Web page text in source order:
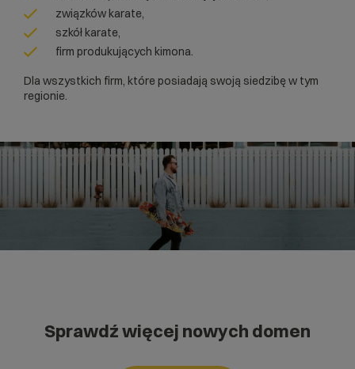
związków karate,
szkół karate,
firm produkujących kimona.
Dla wszystkich firm, które posiadają swoją siedzibę w tym
regionie.
Sprawdź więcej nowych domen